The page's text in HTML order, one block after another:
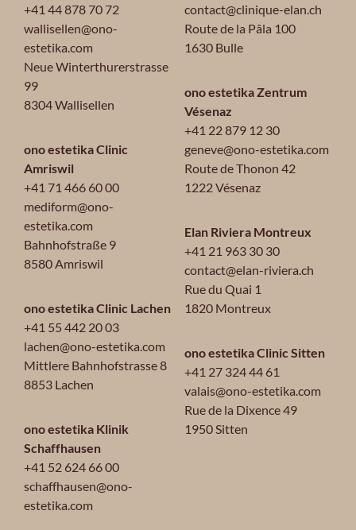
+41 44 878 70 72
wallisellen@ono-
estetika.com
Neue Winterthurerstrasse
99
8304 Wallisellen
ono estetika Clinic
Amriswil
+41 71 466 60 00
mediform@ono-
estetika.com
Bahnhofstraße 9
8580 Amriswil
ono estetika Clinic Lachen
+41 55 442 20 03
lachen@ono-estetika.com
Mittlere Bahnhofstrasse 8
8853 Lachen
ono estetika Klinik
Schaffhausen
+41 52 624 66 00
schaffhausen@ono-
estetika.com
contact@clinique-elan.ch
Route de la Pâla 100
1630 Bulle
ono estetika Zentrum
Vésenaz
+41 22 879 12 30
geneve@ono-estetika.com
Route de Thonon 42
1222 Vésenaz
Elan Riviera Montreux
+41 21 963 30 30
contact@elan-riviera.ch
Rue du Quai 1
1820 Montreux
ono estetika Clinic Sitten
+41 27 324 44 61
valais@ono-estetika.com
Rue de la Dixence 49
1950 Sitten